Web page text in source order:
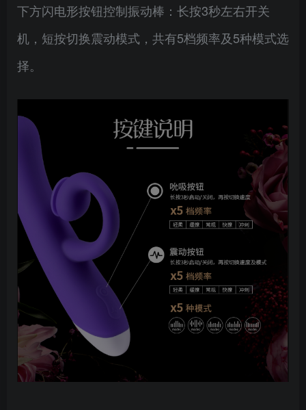
下方闪电形按钮控制振动棒：长按3秒左右开关
机，短按切换震动模式，共有5档频率及5种模式选
择。